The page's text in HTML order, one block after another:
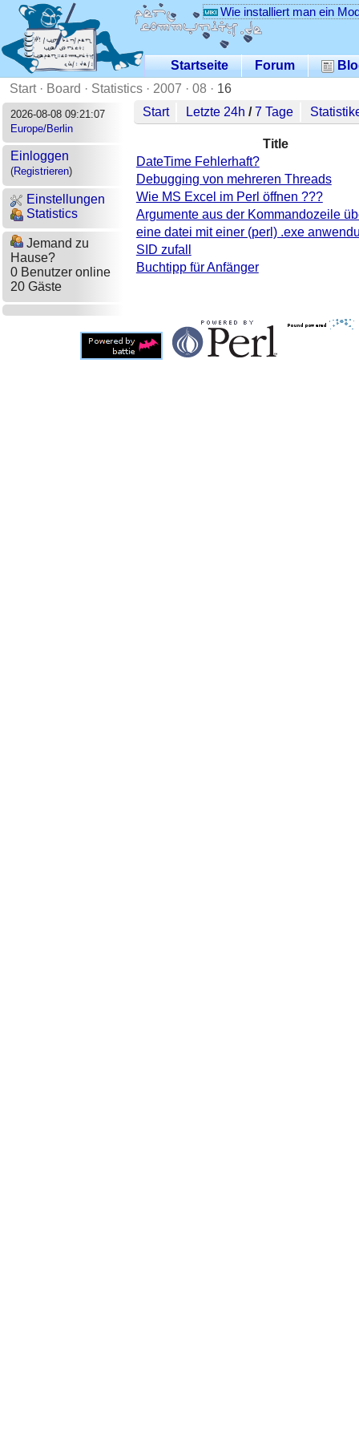
Wie installiert man ein
Startseite Forum
Start· Board · Statistics · 2007 · 08 · 16
2026-08-08 09:21:07
Europe/Berlin
Einloggen
(Registrieren)
Einstellungen
Statistics
Jemand zu
Hause?
0 Benutzer online
20 Gäste
Start Letzte 24h /7 Tage
Title
DateTime Fehlerhaft?
Debugging von mehreren Threads
Wie MS Excel im Perl öffnen ???
Argumente aus der Kommandozeile
eine datei mit einer (perl) .exe
SID zufall
Buchtipp für Anfänger